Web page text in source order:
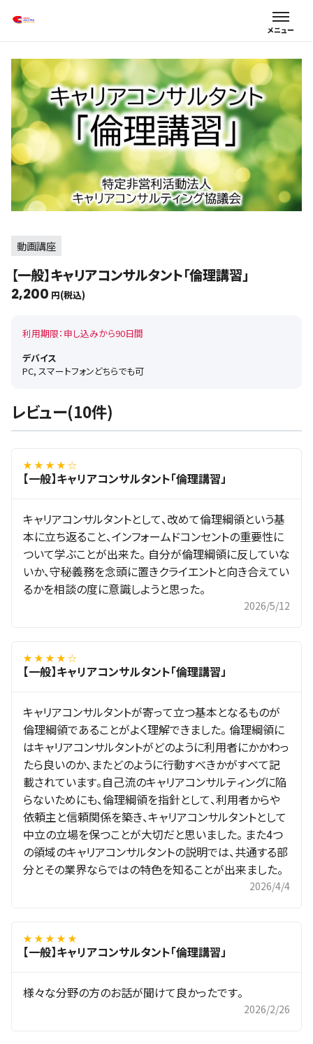
動画講座
【一般】キャリアコンサルタント「倫理講習」
2,200 円(税込)
利用期限：申し込みから90日間
デバイス
PC, スマートフォンどちらでも可
レビュー(10件)
★ ★ ★ ★ ☆
【一般】キャリアコンサルタント「倫理講習」
キャリアコンサルタントとして、改めて倫理綱領という基
本に立ち返ること、インフォームドコンセントの重要性に
ついて学ぶことが出来た。 自分が倫理綱領に反していな
いか、守秘義務を念頭に置きクライエントと向き合えてい
るかを相談の度に意識しようと思った。
2026/5/12
★ ★ ★ ★ ☆
【一般】キャリアコンサルタント「倫理講習」
キャリアコンサルタントが寄って立つ基本となるものが
倫理綱領であることがよく理解できました。 倫理綱領に
はキャリアコンサルタントがどのように利用者にかかわっ
たら良いのか、またどのように行動すべきかがすべて記
載されています。自己流のキャリアコンサルティングに陥
らないためにも、倫理綱領を指針として、利用者からや
依頼主と信頼関係を築き、キャリアコンサルタントとして
中立の立場を保つことが大切だと思いました。 また4つ
の領域のキャリアコンサルタントの説明では、共通する部
分とその業界ならではの特色を知ることが出来ました。
2026/4/4
★ ★ ★ ★ ★
【一般】キャリアコンサルタント「倫理講習」
様々な分野の方のお話が聞けて良かったです。
2026/2/26